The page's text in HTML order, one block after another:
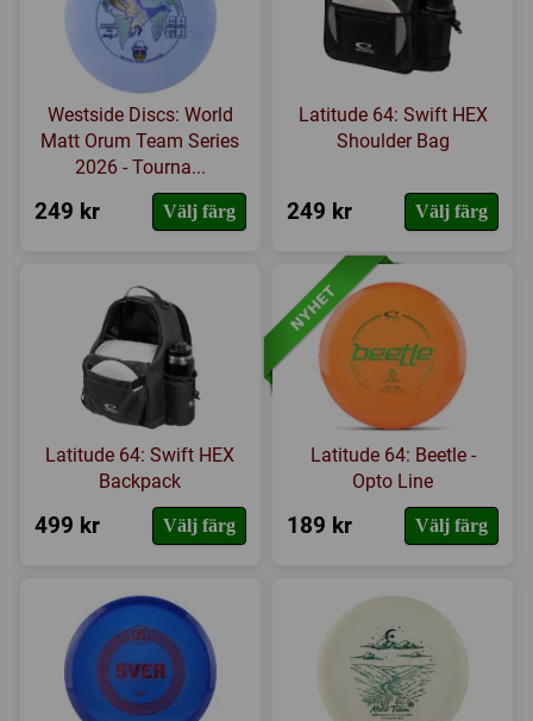
Westside Discs: World
Matt Orum Team Series
2026 - Tourna...
249 kr Välj färg
Latitude 64: Swift HEX
Shoulder Bag
249 kr Välj färg
Latitude 64: Swift HEX
Backpack
499 kr Välj färg
Latitude 64: Beetle -
Opto Line
189 kr Välj färg